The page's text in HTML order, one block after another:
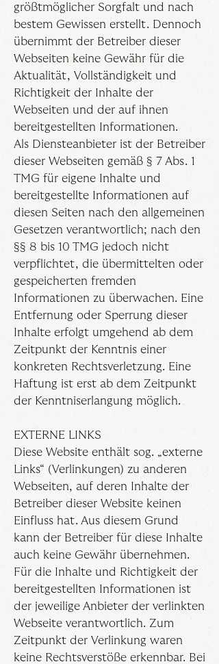
größtmöglicher Sorgfalt und nach
bestem Gewissen erstellt. Dennoch
übernimmt der Betreiber dieser
Webseiten keine Gewähr für die
Aktualität, Vollständigkeit und
Richtigkeit der Inhalte der
Webseiten und der auf ihnen
bereitgestellten Informationen.
Als Diensteanbieter ist der Betreiber
dieser Webseiten gemäß § 7 Abs. 1
TMG für eigene Inhalte und
bereitgestellte Informationen auf
diesen Seiten nach den allgemeinen
Gesetzen verantwortlich; nach den
§§ 8 bis 10 TMG jedoch nicht
verpflichtet, die übermittelten oder
gespeicherten fremden
Informationen zu überwachen. Eine
Entfernung oder Sperrung dieser
Inhalte erfolgt umgehend ab dem
Zeitpunkt der Kenntnis einer
konkreten Rechtsverletzung. Eine
Haftung ist erst ab dem Zeitpunkt
der Kenntniserlangung möglich.
EXTERNE LINKS
Diese Website enthält sog. „externe
Links“ (Verlinkungen) zu anderen
Webseiten, auf deren Inhalte der
Betreiber dieser Website keinen
Einfluss hat. Aus diesem Grund
kann der Betreiber für diese Inhalte
auch keine Gewähr übernehmen.
Für die Inhalte und Richtigkeit der
bereitgestellten Informationen ist
der jeweilige Anbieter der verlinkten
Webseite verantwortlich. Zum
Zeitpunkt der Verlinkung waren
keine Rechtsverstöße erkennbar. Bei